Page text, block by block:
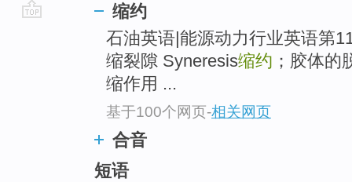
缩约
石油英语|能源动力行业英语第
缩裂隙 Syneresis缩约 ；胶体的
缩作用 ...
基于100个网页-相关网页
合音
短语